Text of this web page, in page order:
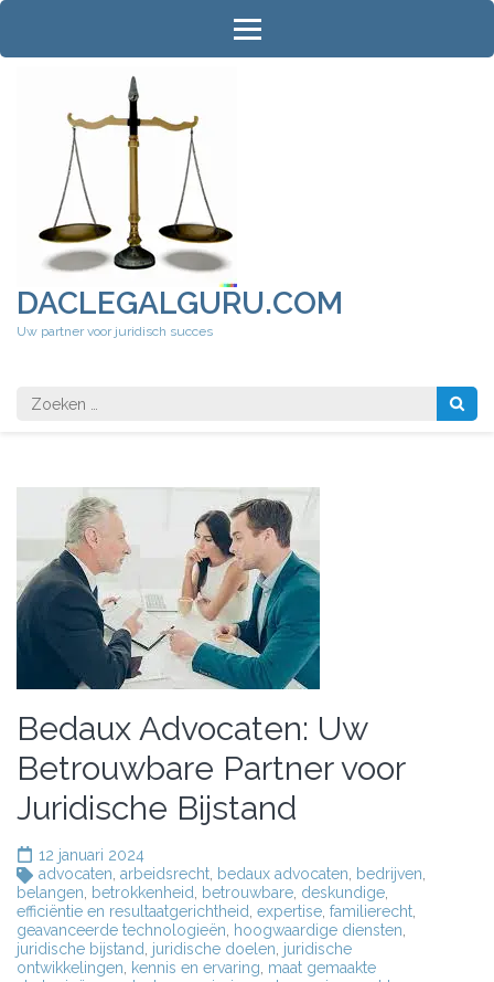
Ga
inhoud
DACLEGALGURU.COM
Uw partner voor juridisch succes
Zoeken
naar:
Bedaux Advocaten: Uw
Betrouwbare Partner voor
Juridische Bijstand
12 januari 2024
advocaten arbeidsrecht bedaux advocaten bedrijven
belangen
betrokkenheid betrouwbare deskundige
efficiëntie en resultaatgerichtheid expertise familierecht
geavanceerde technologieën
hoogwaardige diensten
juridische bijstand
juridische doelen juridische
ontwikkelingen
kennis en ervaring maat gemaakte